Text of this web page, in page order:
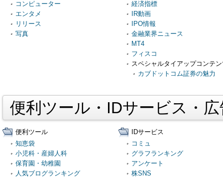
コンピューター
エンタメ
リリース
写真
経済指標
IR動画
IPO情報
金融業界ニュース
MT4
フィスコ
スペシャルタイアップコンテ
カブドットコム証券の魅力
便利ツール・IDサービス・
便利ツール
知恵袋
小児科・産婦人科
保育園・幼稚園
人気ブログランキング
IDサービス
コミュ
グラフランキング
アンケート
株SNS